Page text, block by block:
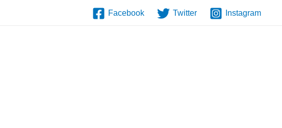
Facebook Twitter Instagram